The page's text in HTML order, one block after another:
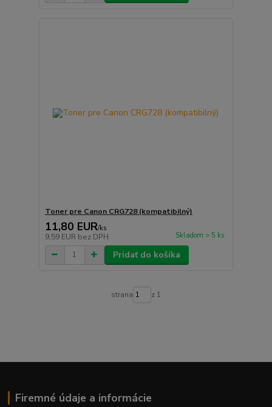
Toner pre Canon CRG728 (kompatibilný)
11,80 EUR/ks
9,59 EUR bez DPH Skladom > 5 ks
Pridať do košíka
strana z 1
Firemné údaje a informácie